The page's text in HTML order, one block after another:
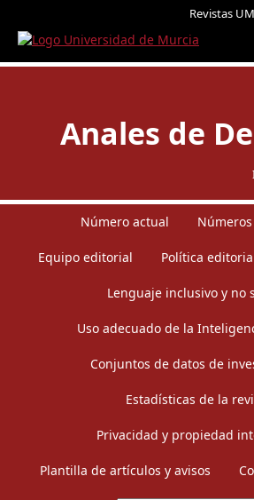
Revistas UM
Anales de
Número actual
Equipo editorial Política
Lenguaje inclusivo y no
Uso adecuado de la
Conjuntos de datos de
Estadísticas de la
Privacidad y propiedad
Plantilla de artículos y avisos